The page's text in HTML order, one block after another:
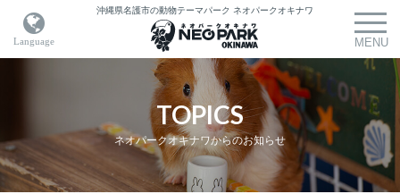
沖縄県名護市の動物テーマパーク ネオパークオキナワ
TOPICS
ネオパークオキナワからのお知らせ